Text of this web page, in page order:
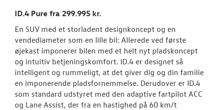
ID.4 Pure fra 299.995 kr.
En SUV med et storladent designkoncept og en
vendediameter som en lille bil: Allerede ved første
øjekast imponerer bilen med et helt nyt pladskoncept
og intuitiv betjeningskomfort. ID.4 er designet så
intelligent og rummeligt, at det giver dig og din familie
en imponerende pladsfornemmelse. Derudover er ID.4
som standard udstyret med den adaptive fartpilot ACC
og Lane Assist, der fra en hastighed på 60 km/t